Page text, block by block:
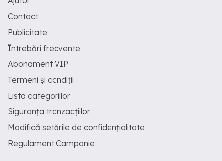
Contact
Publicitate
Întrebări frecvente
Abonament VIP
Termeni și condiții
Lista categoriilor
Siguranța tranzacțiilor
Modifică setările de confidențialitate
Regulament Campanie